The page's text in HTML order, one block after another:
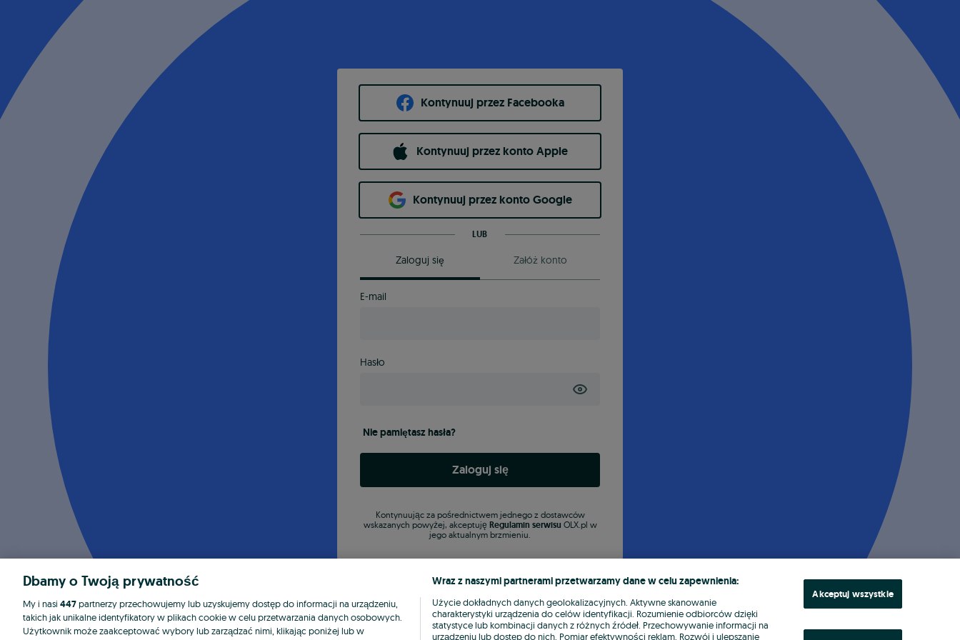
Kontynuuj przez Facebooka
Kontynuuj przez konto Apple
Kontynuuj przez konto Google
LUB
Zaloguj się Załóż konto
E-mail
Hasło
Nie pamiętasz hasła?
Zaloguj się
Kontynuując za pośrednictwem jednego z dostawców
wskazanych powyżej, akceptuję Regulamin serwisu OLX.pl w
jego aktualnym brzmieniu.
Dbamy o Twoją prywatność
My i nasi 447partnerzy przechowujemy lub uzyskujemy dostęp do informacji na urządzeniu,
takich jak unikalne identyfikatory w plikach cookie w celu przetwarzania danych osobowych.
Użytkownik może zaakceptować wybory lub zarządzać nimi, klikając poniżej lub w
Wraz z naszymi partnerami przetwarzamy dane w celu zapewnienia:
Użycie dokładnych danych geolokalizacyjnych. Aktywne skanowanie
charakterystyki urządzenia do celów identyfikacji. Rozumienie odbiorców dzięki
statystyce lub kombinacji danych z różnych źródeł. Przechowywanie informacji na
urządzeniu lub dostęp do nich. Pomiar efektywności reklam. Rozwój i ulepszanie
Akceptuj wszystkie